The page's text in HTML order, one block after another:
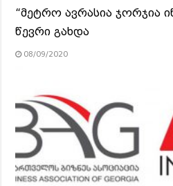
“მეტრო ავრასია ჯორჯია
წევრი გახდა
08/09/2020